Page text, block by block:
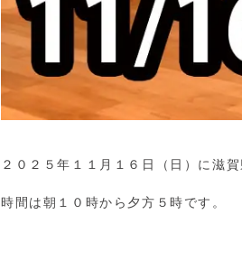
２０２５年１１月１６日（日）に滋
時間は朝１０時から夕方５時です。